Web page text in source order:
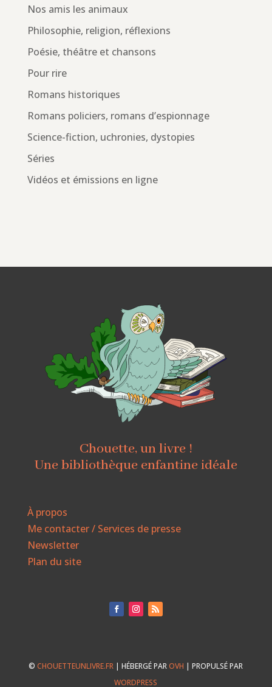
Nos amis les animaux
Philosophie, religion, réflexions
Poésie, théâtre et chansons
Pour rire
Romans historiques
Romans policiers, romans d’espionnage
Science-fiction, uchronies, dystopies
Séries
Vidéos et émissions en ligne
Chouette, un livre !
Une bibliothèque enfantine idéale
À propos
Me contacter / Services de presse
Newsletter
Plan du site
©CHOUETTEUNLIVRE.FR | HÉBERGÉ PAROVH | PROPULSÉ PAR
WORDPRESS